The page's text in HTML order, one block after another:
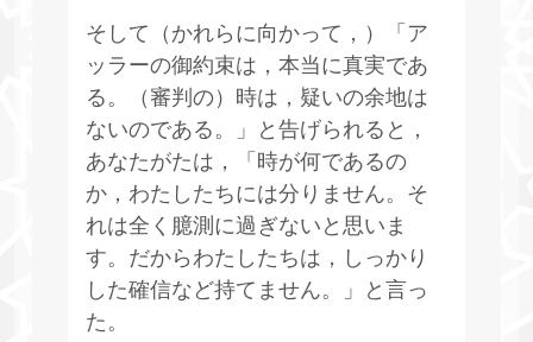
そして（かれらに向かって，）「ア
ッラーの御約束は，本当に真実であ
る。（審判の）時は，疑いの余地は
ないのである。」と告げられると，
あなたがたは，「時が何であるの
か，わたしたちには分りません。そ
れは全く臆測に過ぎないと思いま
す。だからわたしたちは，しっかり
した確信など持てません。」と言っ
た。